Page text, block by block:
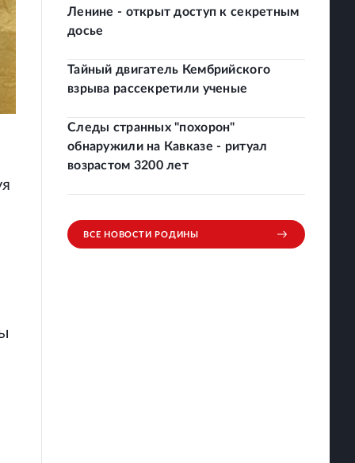
Ленине - открыт доступ к секретным
досье
Тайный двигатель Кембрийского
взрыва рассекретили ученые
Следы странных "похорон"
обнаружили на Кавказе - ритуал
возрастом 3200 лет
ВСЕ НОВОСТИ РОДИНЫ